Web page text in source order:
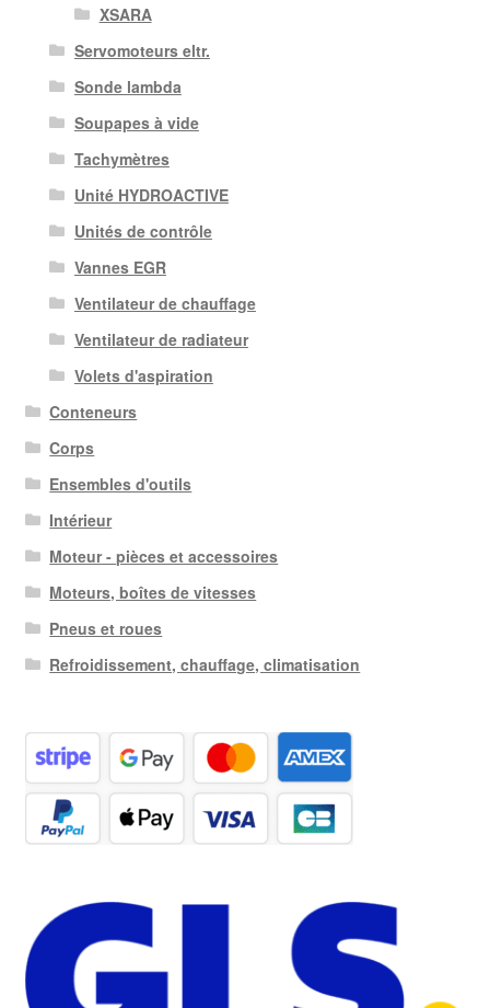
XSARA
Servomoteurs eltr.
Sonde lambda
Soupapes à vide
Tachymètres
Unité HYDROACTIVE
Unités de contrôle
Vannes EGR
Ventilateur de chauffage
Ventilateur de radiateur
Volets d'aspiration
Conteneurs
Corps
Ensembles d'outils
Intérieur
Moteur - pièces et accessoires
Moteurs, boîtes de vitesses
Pneus et roues
Refroidissement, chauffage, climatisation